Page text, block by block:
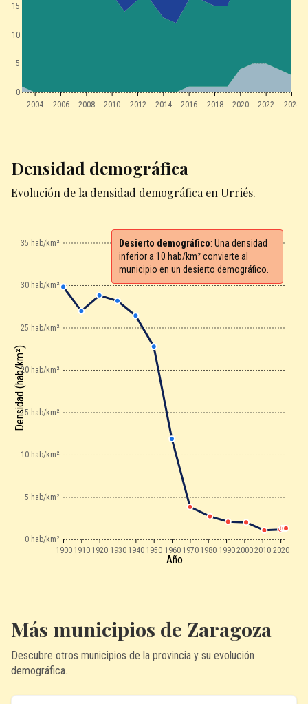
2004 2006 2008 2010 2012 2014 2016 2018 2020 2022 2024
0
5
10
15
Densidad demográfica
Evolución de la densidad demográfica en Urriés.
1900 1910 1920 1930 1940 1950 1960 1970 1980 199020002010 2020
0 hab/km²
5 hab/km²
10 hab/km²
15 hab/km²
20 hab/km²
25 hab/km²
30 hab/km²
35 hab/km²
Año
Densidad (hab/km²)
Desierto demográfico: Una densidad
inferior a 10 hab/km² convierte al
municipio en un desierto demográfico.
Más municipios de Zaragoza
Descubre otros municipios de la provincia y su evolución
demográfica.